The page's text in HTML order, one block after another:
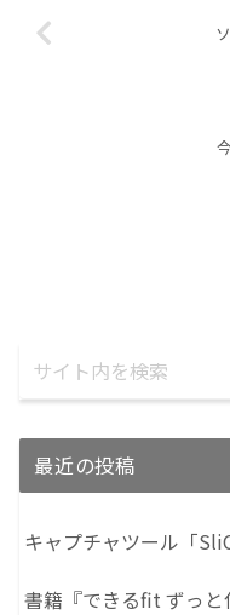
最近の投稿
キャプチャツール「
書籍『できるfit ずっ